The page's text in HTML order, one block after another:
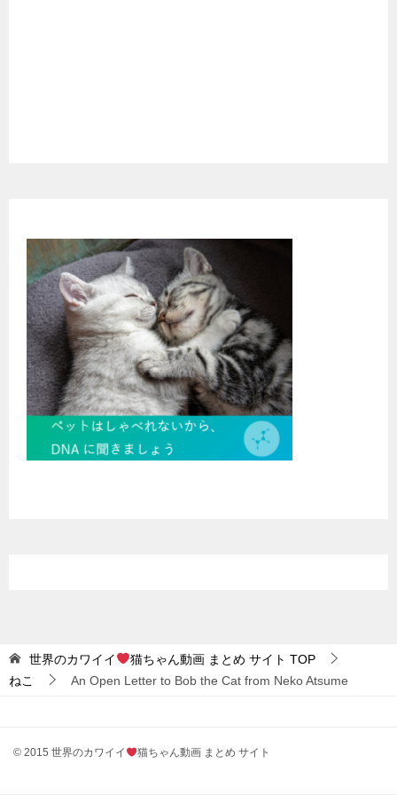
世界のカワイイ 猫ちゃん動画 まとめ サイト TOP
ねこ
An Open Letter to Bob the Cat from Neko Atsume
© 2015 世界のカワイイ 猫ちゃん動画 まとめ サイト